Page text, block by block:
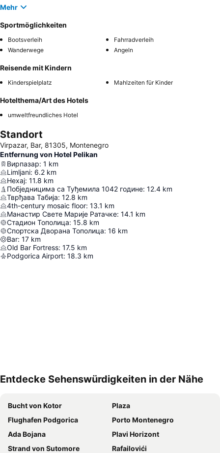
Mehr
Sportmöglichkeiten
Bootsverleih
Fahrradverleih
Wanderwege
Angeln
Reisende mit Kindern
Kinderspielplatz Mahlzeiten für Kinder
Hotelthema/Art des Hotels
umweltfreundliches Hotel
Standort
Virpazar, Bar, 81305, Montenegro
Entfernung von Hotel Pelikan
Вирпазар: 1 km
Limljani: 6.2 km
Нехај: 11.8 km
Побједницима са Туђемила 1042 године: 12.4 km
Тврђава Табија: 12.8 km
4th-century mosaic floor: 13.1 km
Манастир Свете Марије Ратачке: 14.1 km
Стадион Тополица: 15.8 km
Спортска Дворана Тополица: 16 km
Bar: 17 km
Old Bar Fortress: 17.5 km
Podgorica Airport: 18.3 km
Entdecke Sehenswürdigkeiten in der Nähe
Bucht von Kotor
Plaza
Flughafen Podgorica
Porto Montenegro
Ada Bojana
Plavi Horizont
Strand von Sutomore
Rafailovići